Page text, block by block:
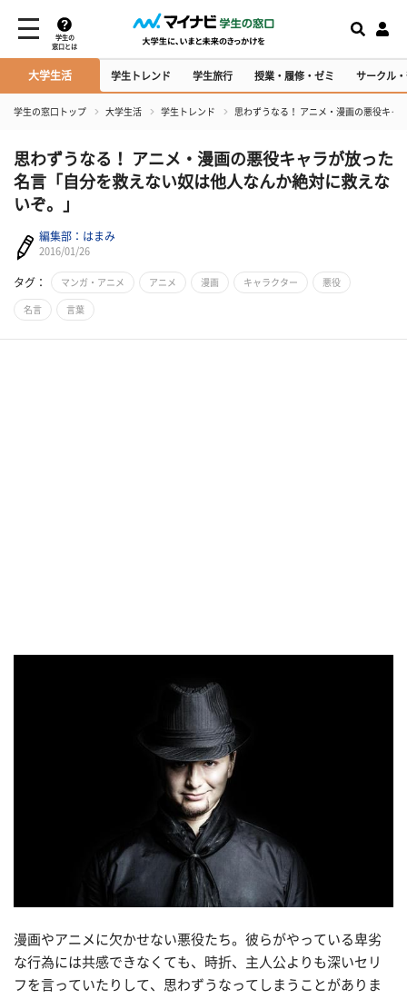
学生の
窓口とは
大学生活 学生トレンド 学生旅行 授業・履修・ゼミ サークル
学生の窓口トップ 大学生活 学生トレンド 思わずうなる！ アニメ・漫画の悪役キャ
思わずうなる！ アニメ・漫画の悪役キャラが放った
名言「自分を救えない奴は他人なんか絶対に救えな
いぞ。」
編集部：はまみ
2016/01/26
タグ： マンガ・アニメ アニメ 漫画 キャラクター 悪役
名言 言葉
漫画やアニメに欠かせない悪役たち。彼らがやっている卑劣
な行為には共感できなくても、時折、主人公よりも深いセリ
フを言っていたりして、思わずうなってしまうことがありま